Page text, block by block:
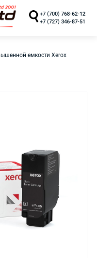
+7 (700) 768-62-12
+7 (727) 346-87-51
емкости Xerox